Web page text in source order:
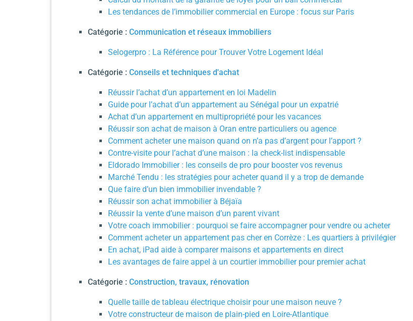
Les tendances de l’immobilier commercial en Europe : focus sur Paris
Catégorie : Communication et réseaux immobiliers
Selogerpro : La Référence pour Trouver Votre Logement Idéal
Catégorie : Conseils et techniques d'achat
Réussir l’achat d’un appartement en loi Madelin
Guide pour l’achat d’un appartement au Sénégal pour un expatrié
Achat d’un appartement en multipropriété pour les vacances
Réussir son achat de maison à Oran entre particuliers ou agence
Comment acheter une maison quand on n’a pas d’argent pour l’apport ?
Contre-visite pour l’achat d’une maison : la check-list indispensable
Eldorado Immobilier : les conseils de pro pour booster vos revenus
Marché Tendu : les stratégies pour acheter quand il y a trop de demande
Que faire d’un bien immobilier invendable ?
Réussir son achat immobilier à Béjaïa
Réussir la vente d’une maison d’un parent vivant
Votre coach immobilier : pourquoi se faire accompagner pour vendre ou acheter
Comment acheter un appartement pas cher en Corrèze : Les quartiers à privilégier
En achat, iPad aide à comparer maisons et appartements en direct
Les avantages de faire appel à un courtier immobilier pour premier achat
Catégorie : Construction, travaux, rénovation
Quelle taille de tableau électrique choisir pour une maison neuve ?
Votre constructeur de maison de plain-pied en Loire-Atlantique